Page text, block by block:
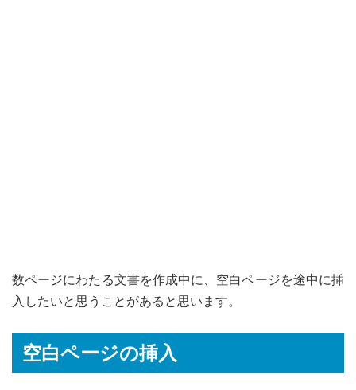
数ページにわたる文書を作成中に、空白ページを途中に挿
入したいと思うことがあると思います。
空白ページの挿入